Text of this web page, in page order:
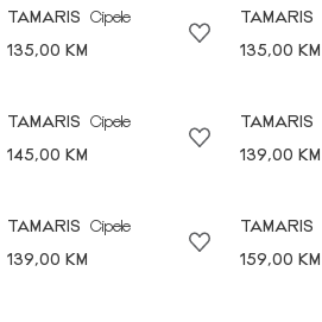
TAMARIS
Cipele
135,00 KM
TAMARIS
135,00 KM
TAMARIS
Cipele
145,00 KM
TAMARIS
139,00 KM
TAMARIS
Cipele
139,00 KM
TAMARIS
159,00 KM